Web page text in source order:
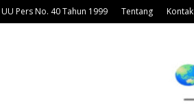
UU Pers No. 40 Tahun 1999 Tentang Kontak